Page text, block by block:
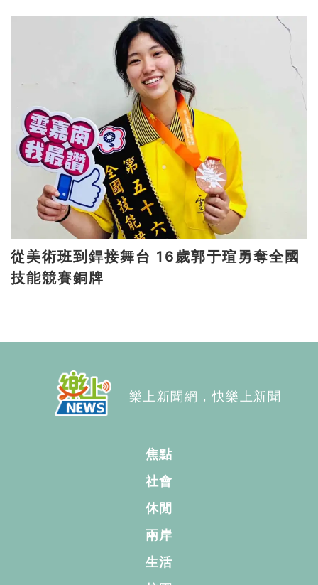
從美術班到銲接舞台 16歲郭于瑄勇奪全國
技能競賽銅牌
樂上新聞網，快樂上新聞
焦點
社會
休閒
兩岸
生活